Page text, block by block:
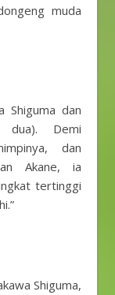
muda
Shiguma dan
dua). Demi
dan
Akane, ia
tertinggi
Shiguma,